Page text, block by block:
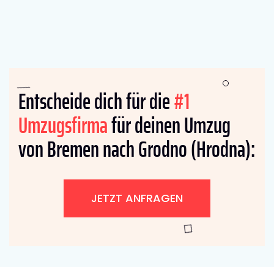
Entscheide dich für die#1
Umzugsfirmafür deinen Umzug
von Bremen nach Grodno (Hrodna):
JETZT ANFRAGEN